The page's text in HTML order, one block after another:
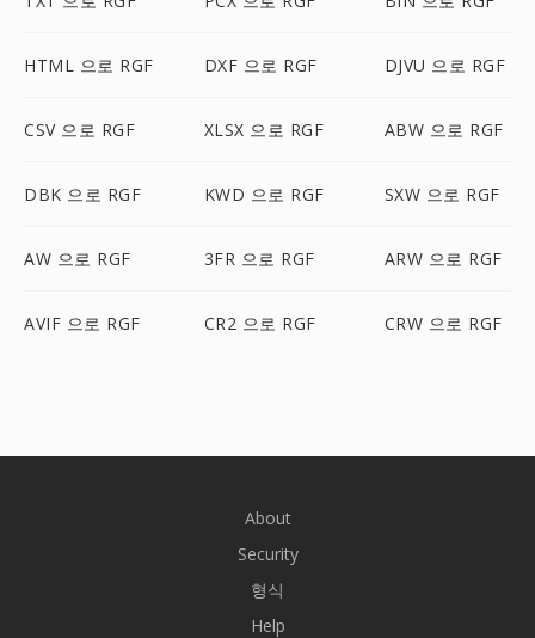
HTML 으로 RGF DXF 으로 RGF DJVU 으로 RGF
CSV 으로 RGF XLSX 으로 RGF ABW 으로 RGF
DBK 으로 RGF KWD 으로 RGF SXW 으로 RGF
AW 으로 RGF 3FR 으로 RGF ARW 으로 RGF
AVIF 으로 RGF CR2 으로 RGF CRW 으로 RGF
About
Security
형식
Help